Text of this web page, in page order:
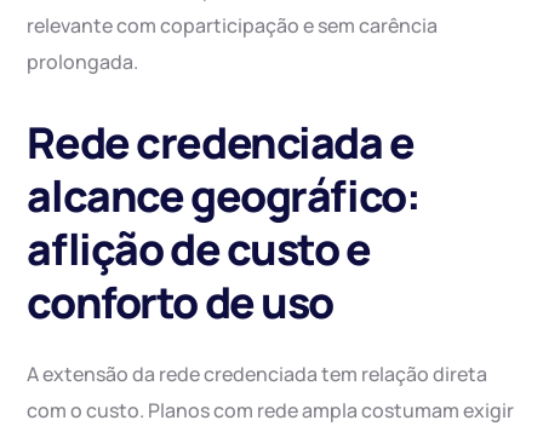
relevante com coparticipação e sem carência
prolongada.
Rede credenciada e
alcance geográfico:
aflição de custo e
conforto de uso
A extensão da rede credenciada tem relação direta
com o custo. Planos com rede ampla costumam exigir